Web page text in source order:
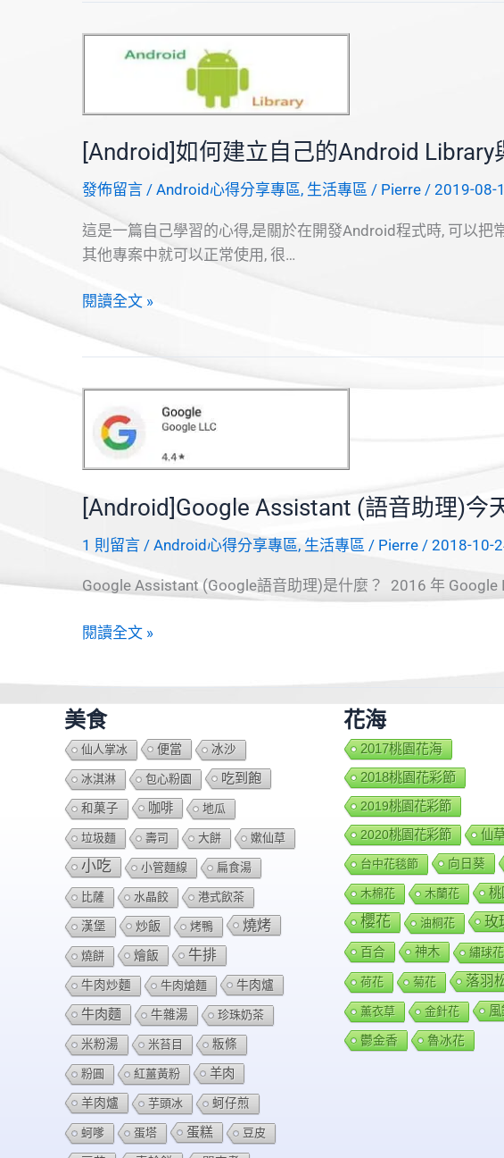
筒
的
功
能
[Android]如何建立自己的Android Library
發佈留言 / Android心得分享專區, 生活專區 / Pierre / 2019-08-
這是一篇自己學習的心得,是關於在開發Android程式時, 可以把
其他專案中就可以正常使用, 很…
[Android]
的
Android
Library
與
用
式?
閱讀全文 »
[Android]Google Assistant (語音助理)今
1 則留言 / Android心得分享專區, 生活專區 / Pierre / 2018-10-
Google Assistant (Google語音助理)是什麼？ 2016 年
[Android]Google
音
助
理)
今
天
似
乎
全
面
開
放
了!
閱讀全文 »
美食
仙人掌冰 便當 冰沙
冰淇淋 包心粉園 吃到飽
和菓子 咖啡 地瓜
垃圾麵 壽司 大餅 嫰仙草
小吃 小管麵線 扁食湯
比薩 水晶餃 港式飲茶
漢堡 炒飯 烤鴨 燒烤
燒餅 燴飯 牛排
牛肉炒麵 牛肉熗麵 牛肉爐
牛肉麵 牛雜湯 珍珠奶茶
米粉湯 米苔目 粄條
粉圓 紅薑黃粉 羊肉
羊肉爐 芋頭冰 蚵仔煎
蚵嗲 蛋塔 蛋糕 豆皮
花海
2017桃園花海
2018桃園花彩節
2019桃園花彩節
2020桃園花彩節
仙
台中花毯節 向日葵
木棉花 木蘭花 桃
櫻花 油桐花 玫
百合 神木 繡球花
荷花 菊花 落羽
薰衣草 金針花 風
鬱金香 魯冰花